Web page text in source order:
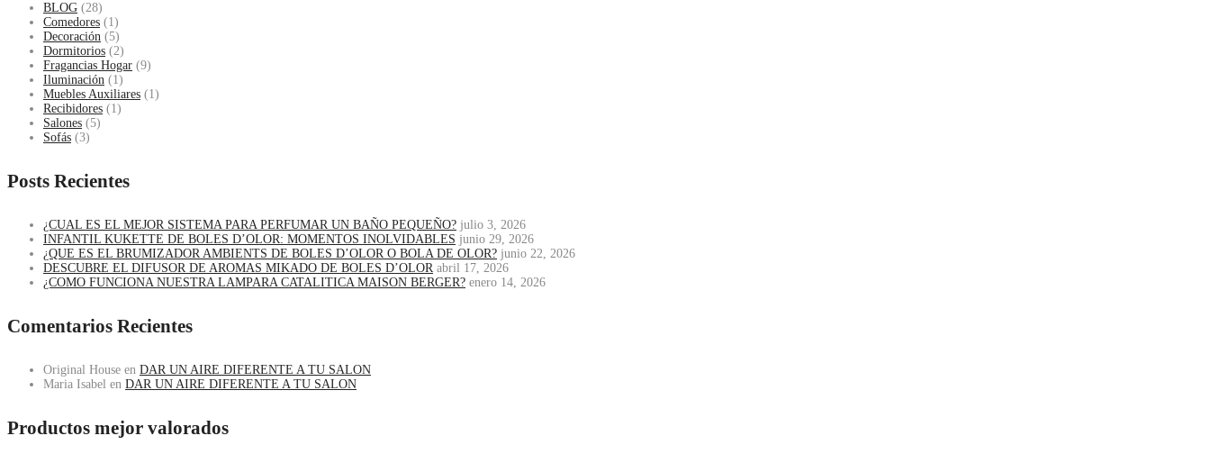
BLOG (28)
Comedores (1)
Decoración (5)
Dormitorios (2)
Fragancias Hogar (9)
Iluminación (1)
Muebles Auxiliares (1)
Recibidores (1)
Salones (5)
Sofás (3)
Posts Recientes
¿CUAL ES EL MEJOR SISTEMA PARA PERFUMAR UN BAÑO PEQUEÑO? julio 3, 2026
INFANTIL KUKETTE DE BOLES D’OLOR: MOMENTOS INOLVIDABLES junio 29, 2026
¿QUE ES EL BRUMIZADOR AMBIENTS DE BOLES D’OLOR O BOLA DE OLOR? junio 22, 2026
DESCUBRE EL DIFUSOR DE AROMAS MIKADO DE BOLES D’OLOR abril 17, 2026
¿COMO FUNCIONA NUESTRA LAMPARA CATALITICA MAISON BERGER? enero 14, 2026
Comentarios Recientes
Original House en DAR UN AIRE DIFERENTE A TU SALON
Maria Isabel en DAR UN AIRE DIFERENTE A TU SALON
Productos mejor valorados